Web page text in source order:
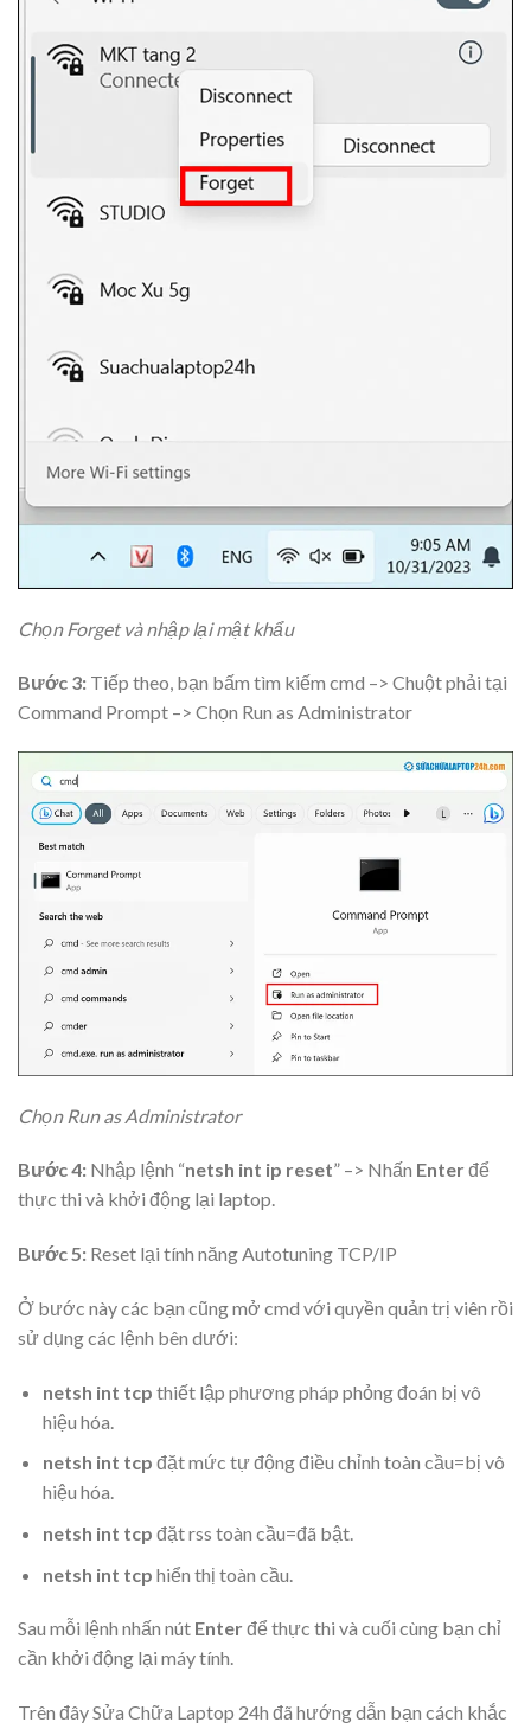
Chọn Forget và nhập lại mật khẩu
Bước 3: Tiếp theo, bạn bấm tìm kiếm cmd –> Chuột phải tại
Command Prompt –> Chọn Run as Administrator
Chọn Run as Administrator
Bước 4: Nhập lệnh “netsh int ip reset” –> Nhấn Enterđể
thực thi và khởi động lại laptop.
Bước 5: Reset lại tính năng Autotuning TCP/IP
Ở bước này các bạn cũng mở cmd với quyền quản trị viên rồi
sử dụng các lệnh bên dưới:
netsh int tcp thiết lập phương pháp phỏng đoán bị vô
hiệu hóa.
netsh int tcp đặt mức tự động điều chỉnh toàn cầu=bị vô
hiệu hóa.
netsh int tcp đặt rss toàn cầu=đã bật.
netsh int tcp hiển thị toàn cầu.
Sau mỗi lệnh nhấn nút Enterđể thực thi và cuối cùng bạn chỉ
cần khởi động lại máy tính.
Trên đây Sửa Chữa Laptop 24h đã hướng dẫn bạn cách khắc